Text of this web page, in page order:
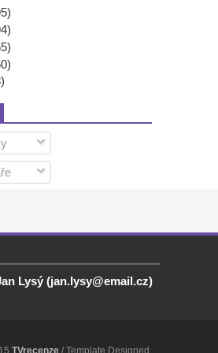
Lysý (jan.lysy@email.cz)
TVrecenze / Template Designed